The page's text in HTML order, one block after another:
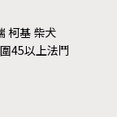
柯基 柴犬
45以上法鬥